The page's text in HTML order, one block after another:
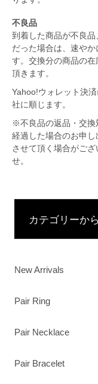
不良品
到着した商品が不良
だった場合は、速や
す。交換分の商品の
頂きます。
Yahoo!ウォレット決
社に順じます。
※不良品の返品・交換
経過した場合のお申
させて頂く場合がご
せ。
カテゴリーか
New Arrivals
Pair Ring
Pair Necklace
Pair Bracelet